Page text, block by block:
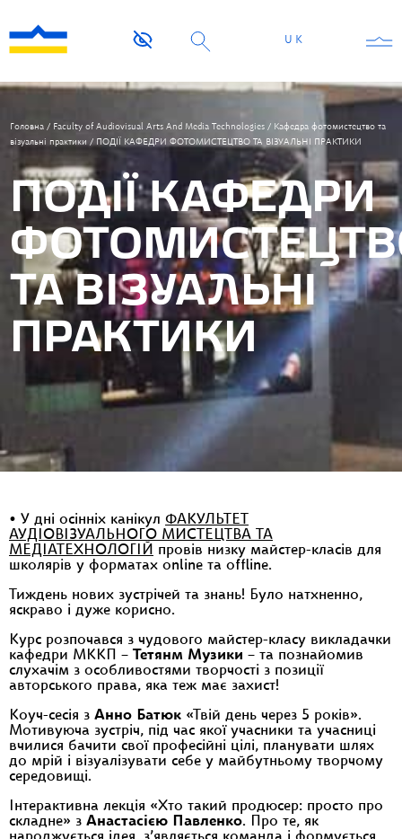
UK
Головна / Faculty of Audiovisual Arts And Media Technologies / Кафедра фотомистецтво та
візуальні практики / ПОДІЇ КАФЕДРИ ФОТОМИСТЕЦТВО ТА ВІЗУАЛЬНІ ПРАКТИКИ
ПОДІЇ КАФЕДРИ
ТА ВІЗУАЛЬНІ
ПРАКТИКИ
• У дні осінніх канікул ФАКУЛЬТЕТ
АУДІОВІЗУАЛЬНОГО МИСТЕЦТВА ТА
МЕДІАТЕХНОЛОГІЙ провів низку майстер-класів для
школярів у форматах online та offline.
Тиждень нових зустрічей та знань! Було натхненно,
яскраво і дуже корисно.
Курс розпочався з чудового майстер-класу викладачки
кафедри МККП –
Тетянм Музики – та познайомив
слухачім з особливостями творчості з позиції
авторського права, яка теж має захист!
Коуч-сесія з Анно Батюк «Твій день через 5 років».
Мотивуюча зустріч, під час якої учасники та учасниці
вчилися бачити свої професійні цілі, планувати шлях
до мрій і візуалізувати себе у майбутньому творчому
середовищі.
Інтерактивна лекція «Хто такий продюсер: просто про
складне» з Анастасією Павленко. Про те, як